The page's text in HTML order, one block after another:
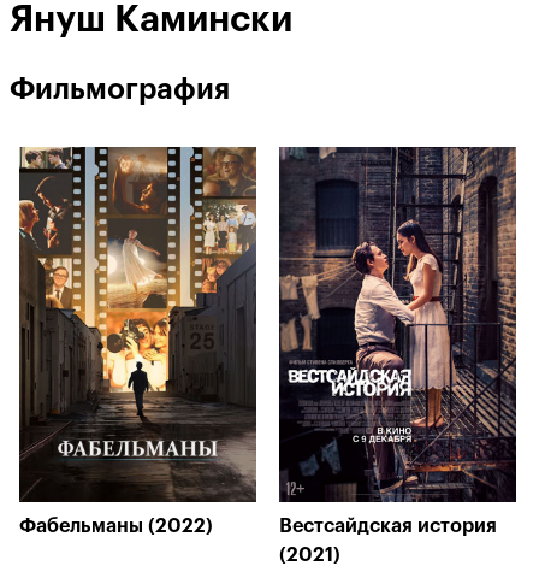
Януш Камински
Фильмография
Фабельманы (2022)
Вестсайдская история
(2021)